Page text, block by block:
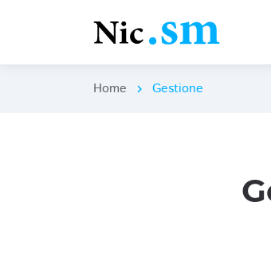
Home chevron_right Gestione